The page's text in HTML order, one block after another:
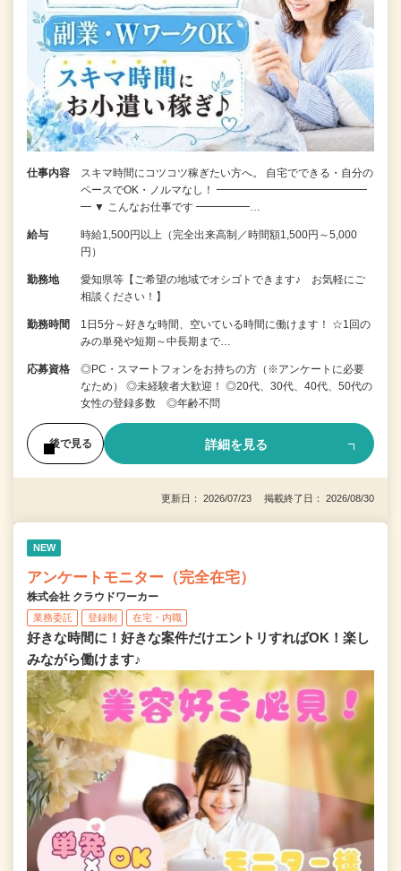
仕事内容
スキマ時間にコツコツ稼ぎたい方へ。 自宅でできる・自分の
ペースでOK・ノルマなし！ ━━━━━━━━━━━━━━
━ ▼ こんなお仕事です ━━━━━…
給与
時給1,500円以上（完全出来高制／時間額1,500円～5,000
円）
勤務地
愛知県等【ご希望の地域でオシゴトできます♪ お気軽にご
相談ください！】
勤務時間
1日5分～好きな時間、空いている時間に働けます！ ☆1回の
みの単発や短期～中長期まで…
応募資格
◎PC・スマートフォンをお持ちの方（※アンケートに必要
なため） ◎未経験者大歓迎！ ◎20代、30代、40代、50代の
女性の登録多数 ◎年齢不問
後で見る 詳細を見る
更新日： 2026/07/23 掲載終了日： 2026/08/30
NEW
アンケートモニター（完全在宅）
株式会社 クラウドワーカー
業務委託 登録制 在宅・内職
好きな時間に！好きな案件だけエントリすればOK！楽し
みながら働けます♪